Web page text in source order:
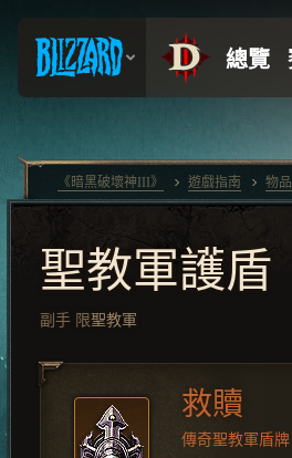
聖教軍護盾
副手 限聖教軍
救贖
傳奇聖教軍盾牌
《暗黑破壞神III》 遊戲指南 物品